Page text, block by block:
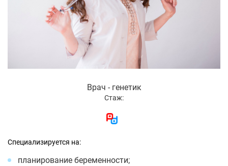
Врач - генетик
Стаж:
Специализируется на:
планирование беременности;